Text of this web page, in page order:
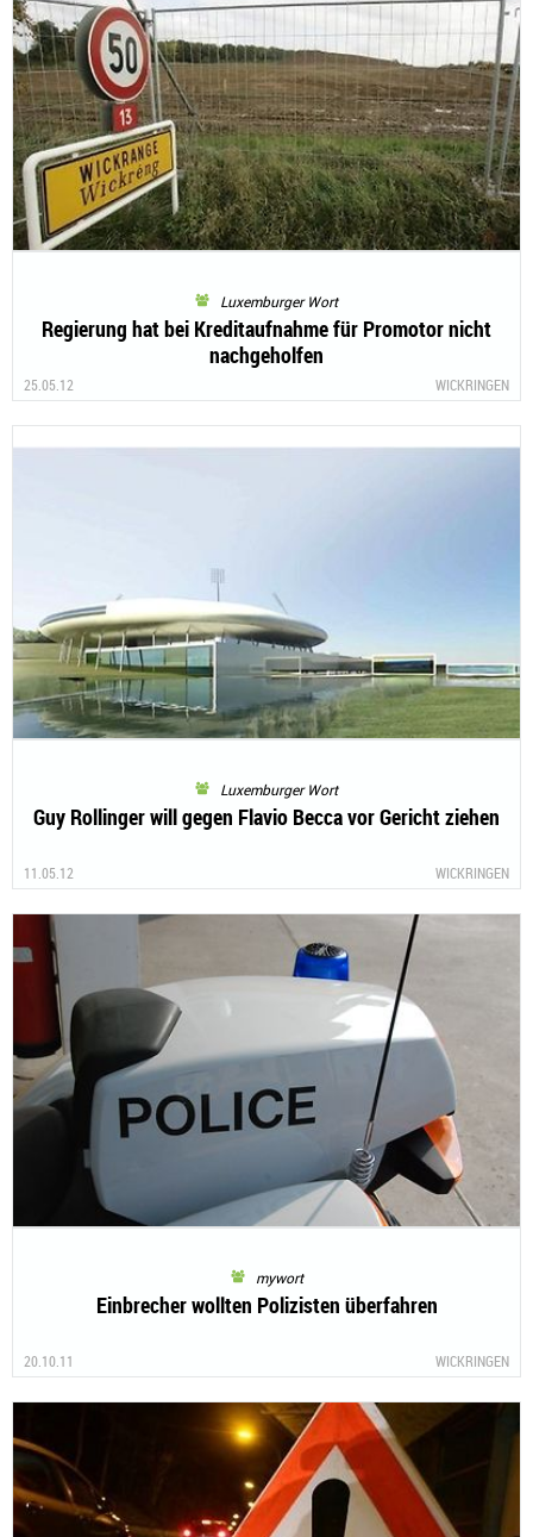
Luxemburger Wort
Regierung hat bei Kreditaufnahme für Promotor nicht
nachgeholfen
25.05.12 WICKRINGEN
Luxemburger Wort
Guy Rollinger will gegen Flavio Becca vor Gericht ziehen
11.05.12 WICKRINGEN
mywort
Einbrecher wollten Polizisten überfahren
20.10.11 WICKRINGEN